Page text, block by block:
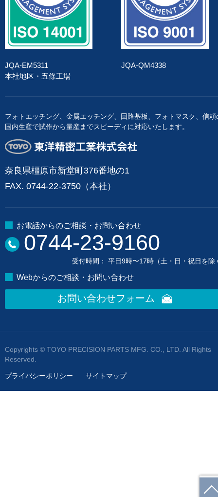
JQA-EM5311
本社地区・五條工場
JQA-QM4338
フォトエッチング、金属エッチング、回路基板、フォトマスク、信頼
国内生産で試作から量産までスピーディに対応いたします。
奈良県橿原市新堂町376番地の1
FAX. 0744-22-3750（本社）
お電話からのご相談・お問い合わせ
0744-23-9160
受付時間： 平日9時〜17時（土・日・祝日を除
Webからのご相談・お問い合わせ
お問い合わせフォーム
Copyrights © TOYO PRECISION PARTS MFG. CO., LTD. All Rights
Reserved.
プライバシーポリシー サイトマップ